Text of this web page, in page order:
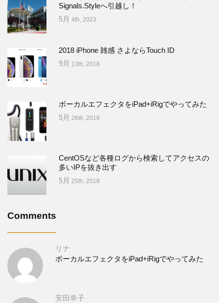
Signals.Styleへ引越し！
5月 4th, 2023
2018 iPhone 雑感 さよならTouch ID
9月 13th, 2018
ボーカルエフェクタをiPad+iRigでやってみた
5月 26th, 2018
CentOSなど各種ログから検索してアクセスの
多いIPを抜き出す
5月 25th, 2018
Comments
リナ
ボーカルエフェクタをiPad+iRigでやってみた
安田幸子